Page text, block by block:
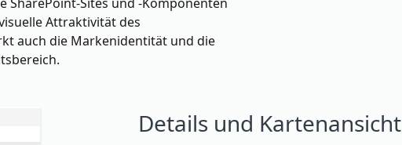
Attraktivität des
auch die Markenidentität und die
Details und Kartenansicht